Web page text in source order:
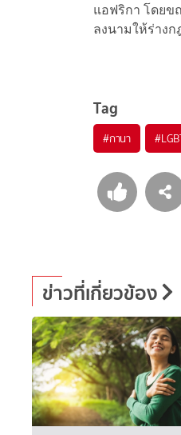
แอฟริกา โดยข
ลงนามให้ร่าง
Tag
#กานา #
ข่าวที่เกี่ยวข้อง